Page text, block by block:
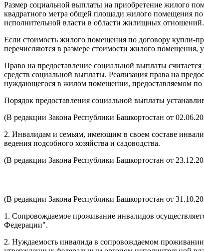
Размер социальной выплаты на приобретение жилого
квадратного метра общей площади жилого помещения
исполнительной власти в области жилищных отношений.
Если стоимость жилого помещения по договору купли-
перечисляются в размере стоимости жилого
Право на предоставление социальной выплаты
средств социальной выплаты. Реализация права на
нуждающегося в жилом помещении, предоставляемом по
Порядок предоставления социальной выплаты
(В редакции Закона Республики Башкортостан от
2. Инвалидам и семьям, имеющим в своем составе
ведения подсобного хозяйства и садоводства.
(В редакции Закона Республики Башкортостан от
(В редакции Закона Республики Башкортостан от
1. Сопровождаемое проживание инвалидов
Федерации".
2. Нуждаемость инвалида в сопровождаемом проживании